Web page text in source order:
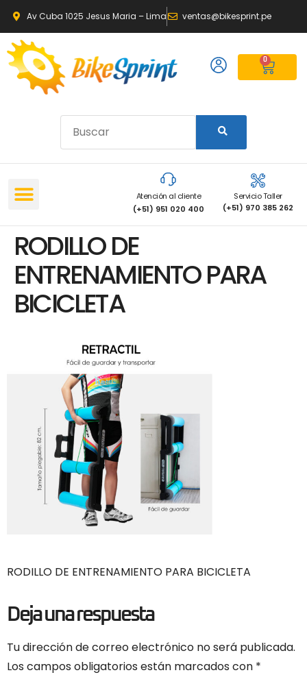
Av Cuba 1025 Jesus Maria – Lima ventas@bikesprint.pe
0
Atención al cliente
(+51) 951 020 400
Servicio Taller
(+51) 970 385 262
RODILLO DE
ENTRENAMIENTO PARA
BICICLETA
RODILLO DE ENTRENAMIENTO PARA BICICLETA
Deja una respuesta
Tu dirección de correo electrónico no será publicada.
Los campos obligatorios están marcados con *